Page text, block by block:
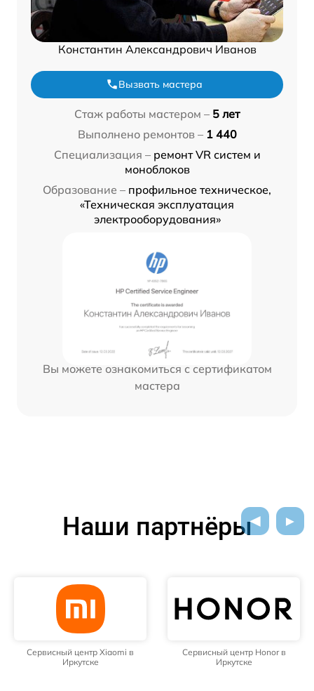
Константин Александрович Иванов
Вызвать мастера
Стаж работы мастером – 5 лет
Выполнено ремонтов – 1 440
Специализация – ремонт VR систем и
моноблоков
Образование – профильное техническое,
«Техническая эксплуатация
электрооборудования»
Вы можете ознакомиться с сертификатом
мастера
Наши партнёры
Сервисный центр Xiaomi в
Иркутске
Сервисный центр Honor в
Иркутске